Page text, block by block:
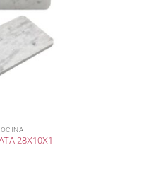
28X10X1
c/Tope en Base cantidad